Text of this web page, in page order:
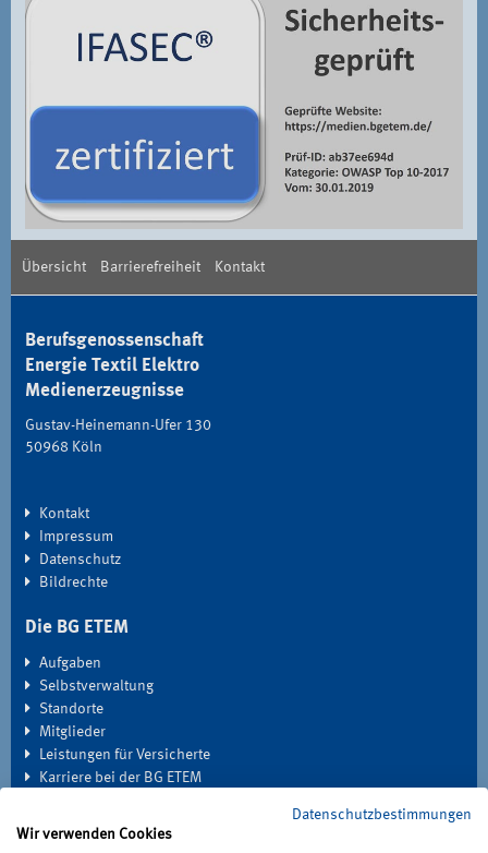
Übersicht Barrierefreiheit Kontakt
Berufsgenossenschaft
Energie Textil Elektro
Medienerzeugnisse
Gustav-Heinemann-Ufer 130
50968 Köln
Kontakt
Impressum
Datenschutz
Bildrechte
Die BG ETEM
Aufgaben
Selbstverwaltung
Standorte
Mitglieder
Leistungen für Versicherte
Karriere bei der BG ETEM
Datenschutzbestimmungen
Wir verwenden Cookies